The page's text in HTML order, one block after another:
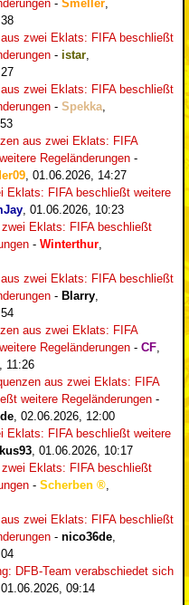
- Smeller,
zwei Eklats: FIFA beschließt
- istar,
zwei Eklats: FIFA beschließt
- Spekka,
aus zwei Eklats: FIFA
Regeländerungen -
, 01.06.2026, 14:27
Eklats: FIFA beschließt weitere
, 01.06.2026, 10:23
Eklats: FIFA beschließt
- Winterthur,
zwei Eklats: FIFA beschließt
- Blarry,
aus zwei Eklats: FIFA
Regeländerungen - CF,
11:26
aus zwei Eklats: FIFA
weitere Regeländerungen -
, 02.06.2026, 12:00
Eklats: FIFA beschließt weitere
, 01.06.2026, 10:17
Eklats: FIFA beschließt
- Scherben
,
zwei Eklats: FIFA beschließt
- nico36de,
DFB-Team verabschiedet sich
01.06.2026, 09:14